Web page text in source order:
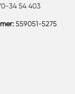
34 54 403
559051-5275